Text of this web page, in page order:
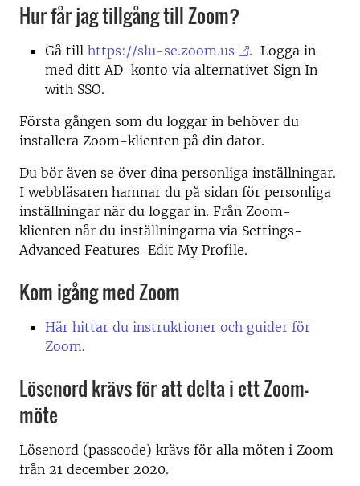
Hur får jag tillgång till Zoom?
Gå till https://slu-se.zoom.us
. Logga in
med ditt AD-konto via alternativet Sign In
with SSO.
Första gången som du loggar in behöver du
installera Zoom-klienten på din dator.
Du bör även se över dina personliga inställningar.
I webbläsaren hamnar du på sidan för personliga
inställningar när du loggar in. Från Zoom-
klienten når du inställningarna via Settings-
Advanced Features-Edit My Profile.
Kom igång med Zoom
Här hittar du instruktioner och guider för
Zoom.
Lösenord krävs för att delta i ett Zoom-
möte
Lösenord (passcode) krävs för alla möten i Zoom
från 21 december 2020.